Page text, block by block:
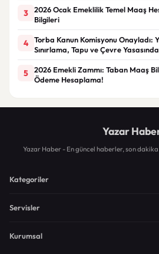
3
2026 Ocak Emeklilik Temel Maaş
Bilgileri
4
Torba Kanun Komisyonu Onayladı:
Sınırlama, Tapu ve Çevre
5
2026 Emekli Zammı: Taban Maaş
Ödeme Hesaplama!
Yazar
Yazar Haber - En güncel haberler, son
Kategoriler
Servisler
Kurumsal